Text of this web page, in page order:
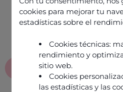
cookies para mejorar tu
estadísticas sobre el
Cookies técnicas:
rendimiento y
sitio web.
Cookies
las estadísticas y las
una única solución
automatizada para ofrecer